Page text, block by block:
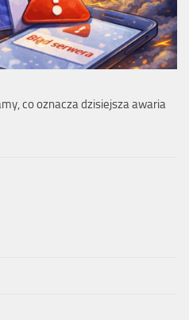
co oznacza dzisiejsza awaria